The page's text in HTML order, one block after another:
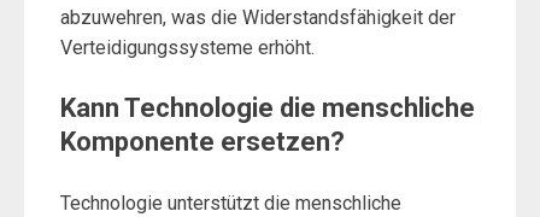
abzuwehren, was die Widerstandsfähigkeit der
Verteidigungssysteme erhöht.
Kann Technologie die menschliche
Komponente ersetzen?
Technologie unterstützt die menschliche